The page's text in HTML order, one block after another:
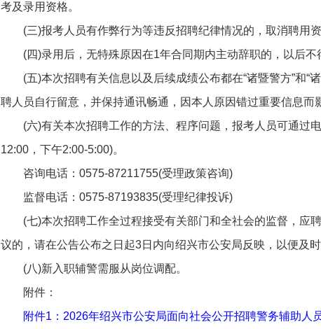
考及录用资格。
(三)报考人员有作弊行为等违反招聘纪律情况的，取消聘用
(四)录用后，无特殊原因在1年合同期内主动辞职的，以后不
(五)本次招聘有关信息以及后续成绩公布都在“诸暨警方”和“
聘人员自行留意，并保持通讯畅通，因本人原因错过重要信息而
(六)有关本次招聘工作的方法、程序问题，报考人员可通过
12:00，下午2:00-5:00)。
咨询电话：0575-87211755(受理政策咨询)
监督电话：0575-87193835(受理纪律投诉)
(七)本次招聘工作全过程接受有关部门和全社会的监督，应
议的，请在公告公布之日起3日内向绍兴市公安局反映，以便及时
(八)新入职辅警需服从岗位调配。
附件：
附件1：2026年绍兴市公安局面向社会公开招聘警务辅助人